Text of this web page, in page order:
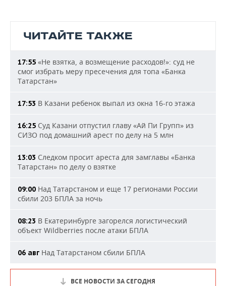
ЧИТАЙТЕ ТАКЖЕ
17:55 «Не взятка, а возмещение расходов!»: суд не
смог избрать меру пресечения для топа «Банка
Татарстан»
17:53 В Казани ребенок выпал из окна 16-го этажа
16:25 Суд Казани отпустил главу «Ай Пи Групп» из
СИЗО под домашний арест по делу на 5 млн
13:03 Следком просит ареста для замглавы «Банка
Татарстан» по делу о взятке
09:00 Над Татарстаном и еще 17 регионами России
сбили 203 БПЛА за ночь
08:23 В Екатеринбурге загорелся логистический
объект Wildberries после атаки БПЛА
06 авг Над Татарстаном сбили БПЛА
ВСЕ НОВОСТИ ЗА СЕГОДНЯ